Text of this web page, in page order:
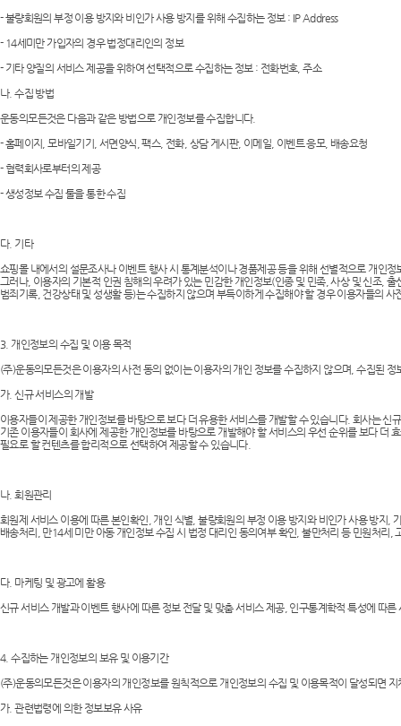
- 불량회원의 부정 이용 방지와 비인가 사용 방지를 위해 수집하는 정보 : IP Address
- 14세미만 가입자의 경우 법정대리인의 정보
- 기타 양질의 서비스 제공을 위하여 선택적으로 수집하는 정보 : 전화번호, 주소
나. 수집 방법
운동의모든것은 다음과 같은 방법으로 개인정보를 수집합니다.
- 홈페이지, 모바일기기, 서면양식, 팩스, 전화, 상담 게시판, 이메일, 이벤트 응모, 배송요청
- 협력회사로부터의 제공
- 생성정보 수집 툴을 통한 수집
다. 기타
쇼핑몰 내에서의 설문조사나 이벤트 행사 시 통계분석이나 경품제공 등을 위해 선별적으로 개인정
그러나, 이용자의 기본적 인권 침해의 우려가 있는 민감한 개인정보(인종 및 민족, 사상 및 신조, 출
범죄기록, 건강상태 및 성생활 등)는 수집하지 않으며 부득이하게 수집해야 할 경우 이용자들의 사
3. 개인정보의 수집 및 이용 목적
(주)운동의모든것은 이용자의 사전 동의 없이는 이용자의 개인 정보를 수집하지 않으며, 수집된
가. 신규 서비스의 개발
이용자들이 제공한 개인정보를 바탕으로 보다 더 유용한 서비스를 개발할 수 있습니다. 회사는 신
기존 이용자들이 회사에 제공한 개인정보를 바탕으로 개발해야 할 서비스의 우선 순위를 보다 더
필요로 할 컨텐츠를 합리적으로 선택하여 제공할 수 있습니다.
나. 회원관리
회원제 서비스 이용에 따른 본인확인, 개인 식별, 불량회원의 부정 이용 방지와 비인가 사용 방지,
배송처리, 만14세 미만 아동 개인정보 수집 시 법정 대리인 동의여부 확인, 불만처리 등 민원처리,
다. 마케팅 및 광고에 활용
신규 서비스 개발과 이벤트 행사에 따른 정보 전달 및 맞춤 서비스 제공, 인구통계학적 특성에 따
4. 수집하는 개인정보의 보유 및 이용기간
(주)운동의모든것은 이용자의 개인정보를 원칙적으로 개인정보의 수집 및 이용목적이 달성되면
가. 관련법령에 의한 정보보유 사유